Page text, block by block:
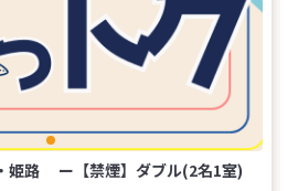
姫路 ー【禁煙】ダブル(2名1室)